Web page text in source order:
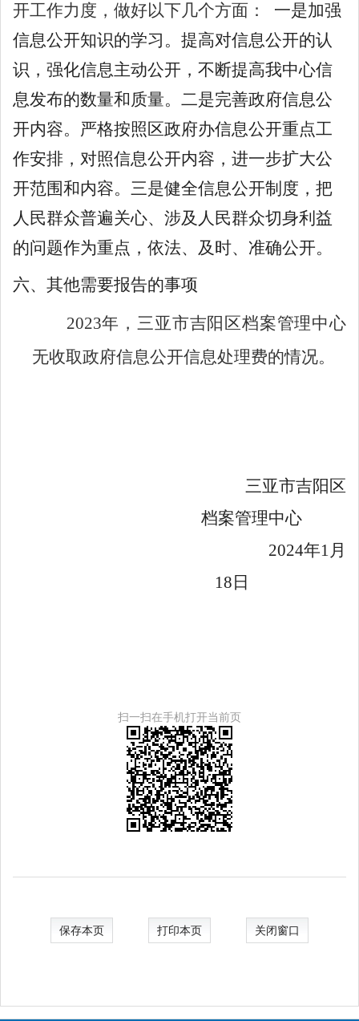
开工作力度，做好以下几个方面：
一是加强
信息公开知识的学习。提高对信息公开的认
识，强化信息主动公开，不断提高我中心信
息发布的数量和质量。二是完善政府信息公
开内容。严格按照区政府办信息公开重点工
作安排，对照信息公开内容，进一步扩大公
开范围和内容。三是健全信息公开制度，把
人民群众普遍关心、涉及人民群众切身利益
的问题作为重点，依法、及时、准确公开。
六、 其他需要报告的事项
2023年，三亚市吉阳区档案管理中心
无收取政府信息公开信息处理费的情况。
三亚市吉阳区
档案管理中心
2024年1月
18日
扫一扫在手机打开当前页
保存本页 打印本页 关闭窗口